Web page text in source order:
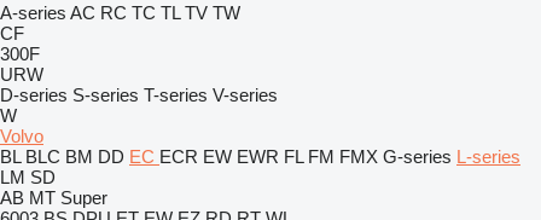
A-series AC RC TC TL TV TW
CF
300F
URW
D-series S-series T-series V-series
W
Volvo
BL BLC BM DD EC ECR EW EWR FL FM FMX G-series L-series
LM SD
AB MT Super